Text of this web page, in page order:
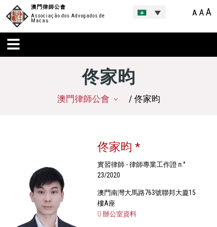
澳門律師公會
Associação dos Advogados de
Macau
A AA
佟家昀
澳門律師公會 / 佟家昀
佟家昀 *
實習律師 - 律師專業工作證 n.°
23/2020
澳門南灣大馬路763號聯邦大廈15
樓A座
辦公室資料